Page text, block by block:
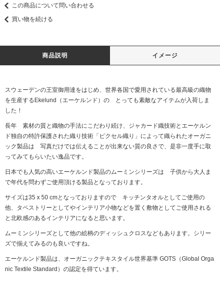
この商品について問い合わせる
買い物を続ける
商品説明 イメージ
スウェーデンの王室御用達をはじめ、世界各国で愛用されている最高級の織物
を生産するEkelund（エーケルンド）の とっても素敵なアイテムが入荷しま
した！
長年 素材の質と織物の手法にこだわり続け、ジャカード織技術とエーケルン
ド独自の特許保護された織り技術「ピクセル織り」によって織られたオーガニ
ック製品は 写真だけでは伝えることが出来ない質の良さで、是非一度手に取
ってみてもらいたい逸品です。
日本でも人気の高いエーケルンド製品のムーミンシリーズは 子供から大人ま
で年代を問わずご使用頂ける製品となっております。
サイズは35 x 50 cmとなっておりますので キッチンタオルとしてご使用の
他、タペストリーとしてやインテリア小物などを置く敷物としてご使用される
と北欧感のあるインテリアになると思います。
ムーミンシリーズとして他の絵柄のディッシュクロスなどもあります。シリー
ズで揃えてみるのも良いですね。
エーケルンド製品は、オーガニックテキスタイル世界基準 GOTS（Global Orga
nic Textile Standard）の認定を得ています。